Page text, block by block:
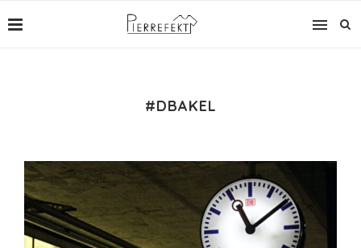
#DBAKEL